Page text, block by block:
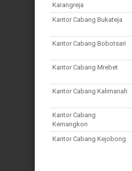
Karangreja
Kantor Cabang Bukateja
Kantor Cabang Bobotsari
Kantor Cabang Mrebet
Kantor Cabang Kalimanah
Kantor Cabang
Kemangkon
Kantor Cabang Kejobong